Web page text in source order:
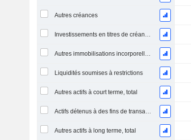
Autres créances
Investissements en titres de créance et de participation
Autres immobilisations incorporelles, total
Liquidités soumises à restrictions
Autres actifs à court terme, total
Actifs détenus à des fins de transaction Titres, totalActifs détenus à des fins de transactions (Trading), Total.
Autres actifs à long terme, total